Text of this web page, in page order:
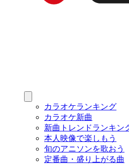
カラオケランキング
カラオケ新曲
新曲トレンドランキン
本人映像で楽しもう
旬のアニソンを歌おう
定番曲・盛り上がる曲